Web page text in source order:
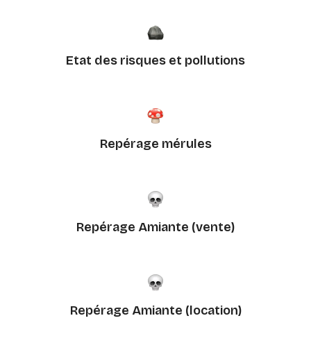
Etat des risques et pollutions
Repérage mérules
Repérage Amiante (vente)
Repérage Amiante (location)